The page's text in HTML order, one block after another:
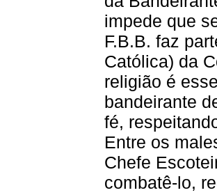
impede que
F.B.B. faz
Católica) da
religião é
bandeirante
fé,
Entre os
Chefe
combatê-lo,